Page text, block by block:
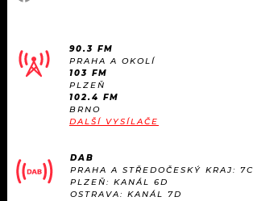
90.3 FM
PRAHA A OKOLÍ
103 FM
PLZEŇ
102.4 FM
BRNO
DALŠÍ VYSÍLAČE
DAB
PRAHA A STŘEDOČESKÝ KRAJ:
PLZEŇ: KANÁL 6D
OSTRAVA: KANÁL 7D